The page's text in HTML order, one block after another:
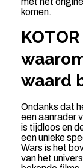
komen.
waard
Ondanks dat
een aanrader
is tijdloos en
een unieke
Wars is het
van het